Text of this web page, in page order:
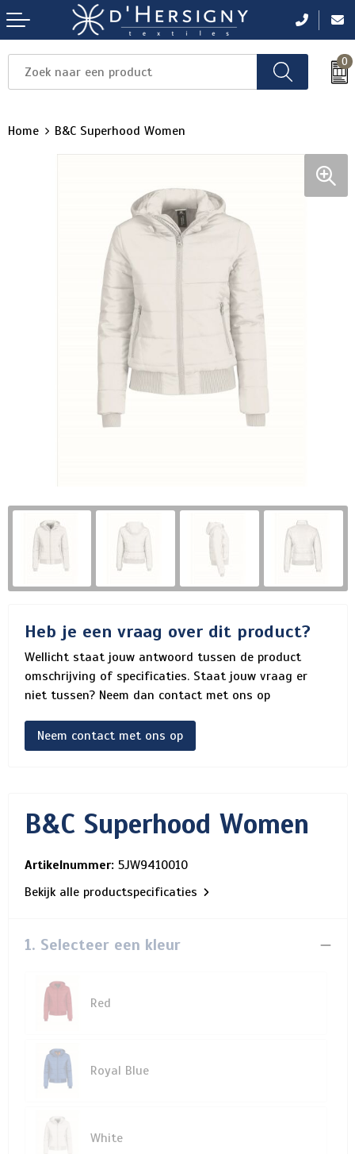
0
Home B&C Superhood Women
Heb je een vraag over dit product?
Wellicht staat jouw antwoord tussen de product
omschrijving of specificaties. Staat jouw vraag er
niet tussen? Neem dan contact met ons op
Neem contact met ons op
B&C Superhood Women
Artikelnummer: 5JW9410010
Bekijk alle productspecificaties
1. Selecteer een kleur
Red
Royal Blue
White